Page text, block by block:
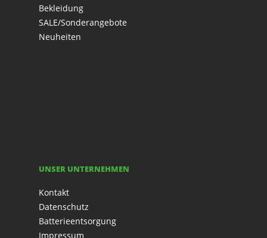
Bekleidung
SALE/Sonderangebote
Neuheiten
UNSER UNTERNEHMEN
Kontakt
Datenschutz
Batterieentsorgung
Impressum